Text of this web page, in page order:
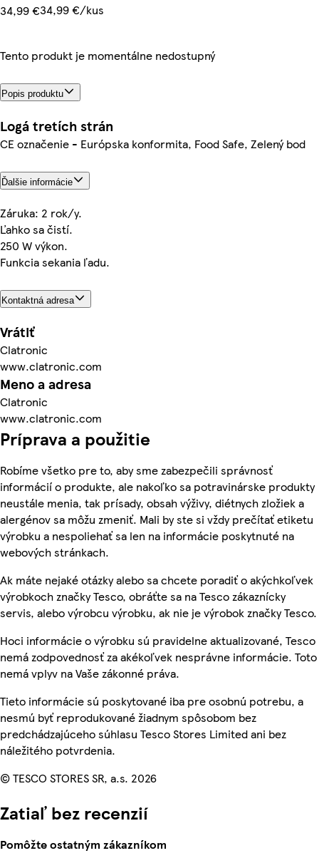
34,99 €34,99 €/kus
Tento produkt je momentálne nedostupný
Popis produktu
Logá tretích strán
CE označenie - Európska konformita, Food Safe, Zelený bod
Ďalšie informácie
Záruka: 2 rok/y.
Ľahko sa čistí.
250 W výkon.
Funkcia sekania ľadu.
Kontaktná adresa
Vrátiť
Clatronic
www.clatronic.com
Meno a adresa
Clatronic
www.clatronic.com
Príprava a použitie
Robíme všetko pre to, aby sme zabezpečili správnosť
informácií o produkte, ale nakoľko sa potravinárske produkty
neustále menia, tak prísady, obsah výživy, diétnych zložiek a
alergénov sa môžu zmeniť. Mali by ste si vždy prečítať etiketu
výrobku a nespoliehať sa len na informácie poskytnuté na
webových stránkach.
Ak máte nejaké otázky alebo sa chcete poradiť o akýchkoľvek
výrobkoch značky Tesco, obráťte sa na Tesco zákaznícky
servis, alebo výrobcu výrobku, ak nie je výrobok značky Tesco.
Hoci informácie o výrobku sú pravidelne aktualizované, Tesco
nemá zodpovednosť za akékoľvek nesprávne informácie. Toto
nemá vplyv na Vaše zákonné práva.
Tieto informácie sú poskytované iba pre osobnú potrebu, a
nesmú byť reprodukované žiadnym spôsobom bez
predchádzajúceho súhlasu Tesco Stores Limited ani bez
náležitého potvrdenia.
© TESCO STORES SR, a.s. 2026
Zatiaľ bez recenzií
Pomôžte ostatným zákazníkom